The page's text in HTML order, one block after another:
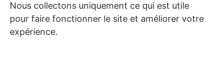
Nous collectons uniquement ce qui est utile
pour faire fonctionner le site et améliorer votre
expérience.